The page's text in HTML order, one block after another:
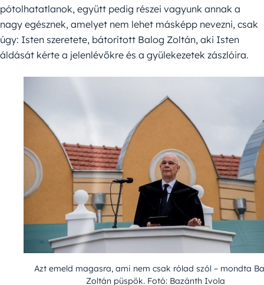
pótolhatatlanok, együtt pedig részei vagyunk annak a
nagy egésznek, amelyet nem lehet másképp nevezni, csak
úgy: Isten szeretete, bátorított Balog Zoltán, aki Isten
áldását kérte a jelenlévőkre és a gyülekezetek zászlóira.
Azt emeld magasra, ami nem csak rólad szól – mondta
Zoltán püspök. Fotó: Bazánth Ivola